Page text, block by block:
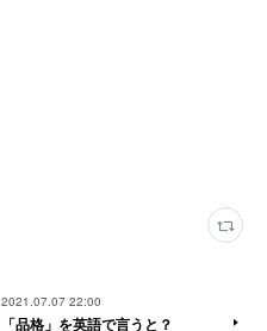
2021.07.07 22:00
「品格」を英語で言うと？